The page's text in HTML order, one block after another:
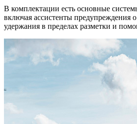
В комплектации есть основные
включая ассистенты предупреждения
удержания в пределах разметки и